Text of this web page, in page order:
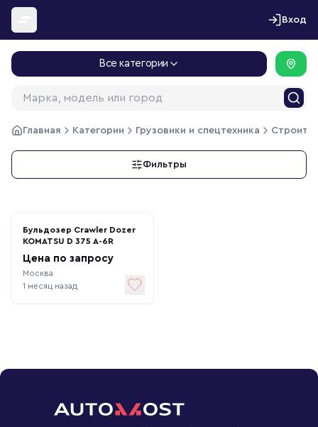
Перейти к содержимому
Вход
Все категории
Главная Категории Грузовики и спецтехника
Фильтры
Бульдозер Crawler Dozer
KOMATSU D 375 A-6R
Цена по запросу
Москва
1 месяц назад